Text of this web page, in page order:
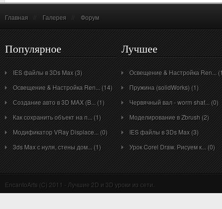
Главная Галерея Форум
Популярное
IES файлы в 3Ds Max (3)
Освещение & Настройка Ren... (14)
Создание авто в 3D MAX (B... (1)
Как сохранить объект на п... (1)
Модификатор VRay Displace... (0)
3ds Max с нуля, стены дом... (1)
Лучшее
Освещение & Настройка Ren...
Пружина (solidWorks) (1)
Червячный вал - worm shaf... (0)
Моделирование в Zbrush (2)
IES файлы в 3Ds Max (3)
Урок Corel Draw. Рисуем к... (0)
EncantoArts (C) 2011 - Лучшие 2D и 3D уроки из сети.